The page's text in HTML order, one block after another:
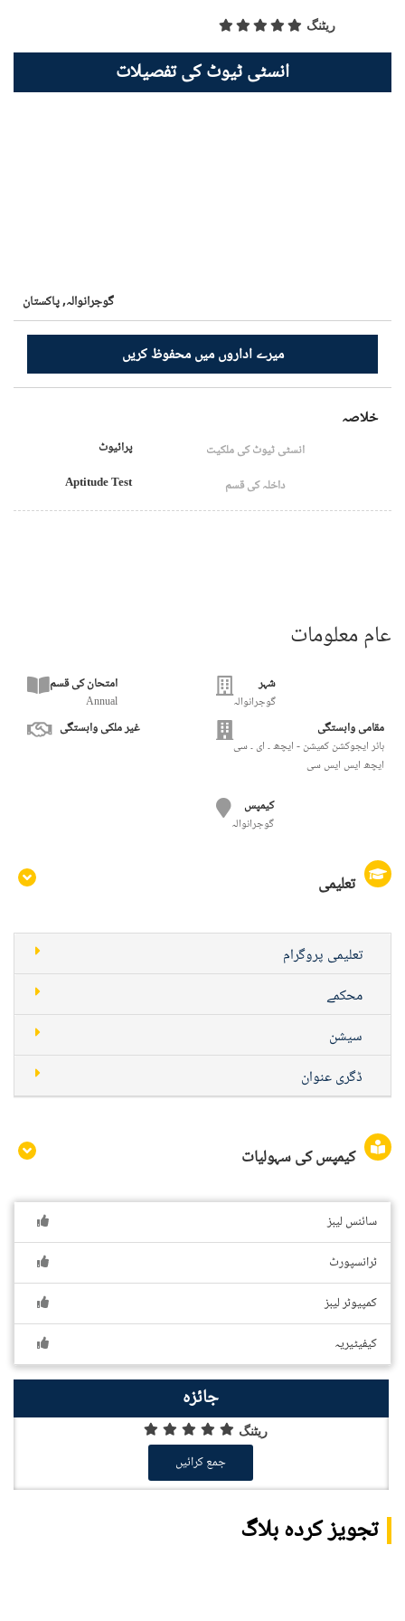
ریٹنگ
انسٹی ٹیوٹ کی تفصیلات
گوجرانوالہ,پاکستان
میرے اداروں میں محفوظ کریں
خلاصہ
انسٹی ٹیوٹ کی ملکیت
پرائیوٹ
داخلہ کی قسم
Aptitude Test
عام معلومات
شہر
گوجرانوالہ
امتحان کی قسم
Annual
مقامی وابستگی
ہائر ایجوکشن کمیشن - ایچھ ۔ ای ۔ سی
ایچھ ایس ایس سی
غیر ملکی وابستگی
کیمپس
گوجرانوالہ
تعلیمی
تعلیمی پروگرام
محکمے
سیشن
ڈگری عنوان
کیمپس کی سہولیات
سائنس لیبز
ٹرانسپورٹ
کمپیوٹر لیبز
کیفیٹیریہ
جائزہ
ریٹنگ
جمع کرائیں
تجویز کردہ بلاگ